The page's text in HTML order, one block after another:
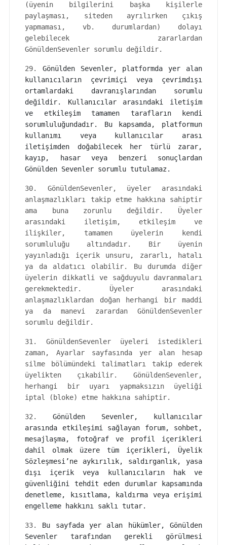
(üyenin bilgilerini başka kişilerle
paylaşması, siteden ayrılırken çıkış
yapmaması, vb. durumlardan) dolayı
gelebilecek zararlardan
GönüldenSevenler sorumlu değildir.
29. Gönülden Sevenler, platformda yer alan
kullanıcıların çevrimiçi veya çevrimdışı
ortamlardaki davranışlarından sorumlu
değildir. Kullanıcılar arasındaki iletişim
ve etkileşim tamamen tarafların kendi
sorumluluğundadır. Bu kapsamda, platformun
kullanımı veya kullanıcılar arası
iletişimden doğabilecek her türlü zarar,
kayıp, hasar veya benzeri sonuçlardan
Gönülden Sevenler sorumlu tutulamaz.
30. GönüldenSevenler, üyeler arasındaki
anlaşmazlıkları takip etme hakkına sahiptir
ama buna zorunlu değildir. Üyeler
arasındaki iletişim, etkileşim ve
ilişkiler, tamamen üyelerin kendi
sorumluluğu altındadır. Bir üyenin
yayınladığı içerik unsuru, zararlı, hatalı
ya da aldatıcı olabilir. Bu durumda diğer
üyelerin dikkatli ve sağduyulu davranmaları
gerekmektedir. Üyeler arasındaki
anlaşmazlıklardan doğan herhangi bir maddi
ya da manevi zarardan GönüldenSevenler
sorumlu değildir.
31. GönüldenSevenler üyeleri istedikleri
zaman, Ayarlar sayfasında yer alan hesap
silme bölümündeki talimatları takip ederek
üyelikten çıkabilir. GönüldenSevenler,
herhangi bir uyarı yapmaksızın üyeliği
iptal (bloke) etme hakkına sahiptir.
32.Gönülden Sevenler, kullanıcılar
arasında etkileşimi sağlayan forum, sohbet,
mesajlaşma, fotoğraf ve profil içerikleri
dahil olmak üzere tüm içerikleri, Üyelik
Sözleşmesi’ne aykırılık, saldırganlık, yasa
dışı içerik veya kullanıcıların hak ve
güvenliğini tehdit eden durumlar kapsamında
denetleme, kısıtlama, kaldırma veya erişimi
engelleme hakkını saklı tutar.
33. Bu sayfada yer alan hükümler, Gönülden
Sevenler tarafından gerekli görülmesi